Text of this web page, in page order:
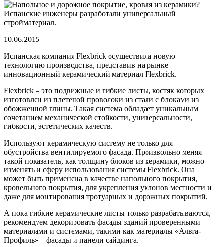
10.06.2015
Испанская компания Flexbrick осуществила новую
технологию производства, представив на рынке
инновационный керамический материал Flexbrick.
Flexbrick – это подвижные и гибкие листы, костяк которых
изготовлен из плетеной проволоки из стали с блоками из
обожженной глины. Такая система обладает уникальным
сочетанием механической стойкости, универсальности,
гибкости, эстетических качеств.
Используют керамическую систему не только для
обустройства вентилируемого фасада. Произвольно меняя
такой показатель, как толщину блоков из керамики, можно
изменять и сферу использования системы Flexbrick. Она
может быть применена в качестве напольного покрытия,
кровельного покрытия, для укрепления уклонов местности и
даже для монтирования тротуарных и дорожных покрытий.
А пока гибкие керамические листы только разрабатываются,
рекомендуем декорировать фасады зданий проверенными
материалами и системами, такими как материалы «Альта-
Профиль» – фасады и панели сайдинга.